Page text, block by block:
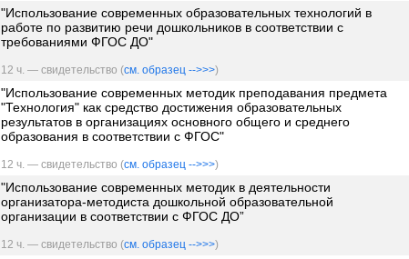
"Использование современных образовательных технологий в
работе по развитию речи дошкольников в соответствии с
требованиями ФГОС ДО"
12 ч. — свидетельство (см. образец -->>>)
"Использование современных методик преподавания предмета
"Технология" как средство достижения образовательных
результатов в организациях основного общего и среднего
образования в соответствии с ФГОС"
12 ч. — свидетельство (см. образец -->>>)
"Использование современных методик в деятельности
организатора-методиста дошкольной образовательной
организации в соответствии с ФГОС ДО”
12 ч. — свидетельство (см. образец -->>>)